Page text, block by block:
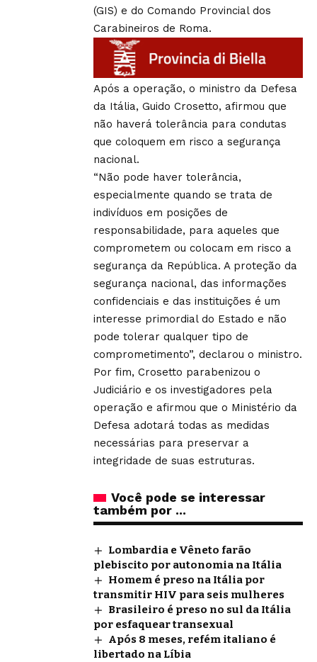
(GIS) e do Comando Provincial dos
Carabineiros de Roma.
Após a operação, o ministro da Defesa
da Itália, Guido Crosetto, afirmou que
não haverá tolerância para condutas
que coloquem em risco a segurança
nacional.
“Não pode haver tolerância,
especialmente quando se trata de
indivíduos em posições de
responsabilidade, para aqueles que
comprometem ou colocam em risco a
segurança da República. A proteção da
segurança nacional, das informações
confidenciais e das instituições é um
interesse primordial do Estado e não
pode tolerar qualquer tipo de
comprometimento”, declarou o ministro.
Por fim, Crosetto parabenizou o
Judiciário e os investigadores pela
operação e afirmou que o Ministério da
Defesa adotará todas as medidas
necessárias para preservar a
integridade de suas estruturas.
Você pode se interessar
também por ...
Lombardia e Vêneto farão
plebiscito por autonomia na Itália
Homem é preso na Itália por
transmitir HIV para seis mulheres
Brasileiro é preso no sul da Itália
por esfaquear transexual
Após 8 meses, refém italiano é
libertado na Líbia